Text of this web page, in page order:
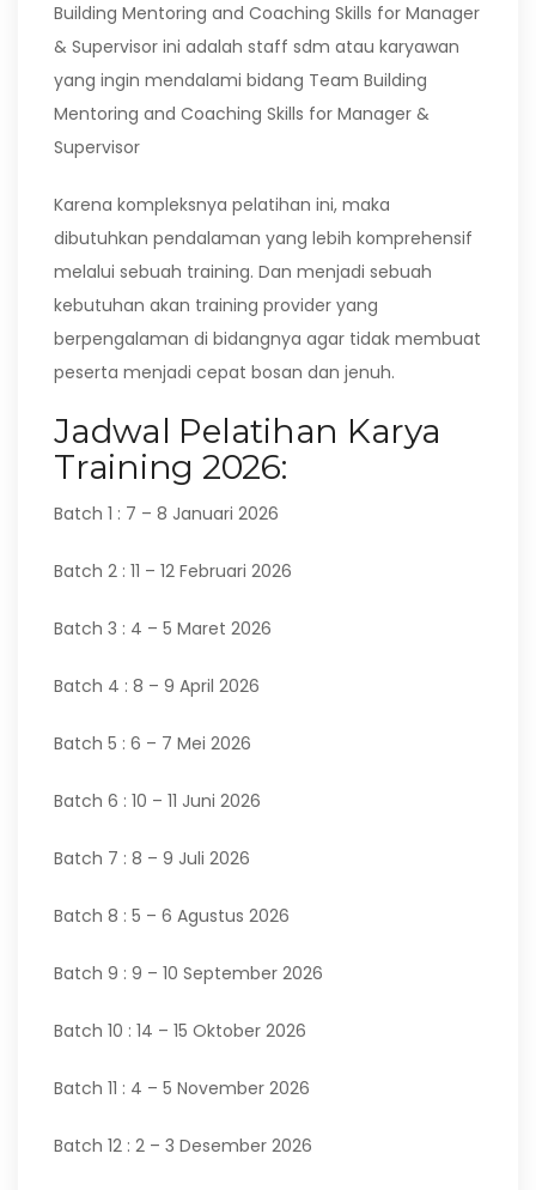
Building Mentoring and Coaching Skills for Manager
& Supervisor ini adalah staff sdm atau karyawan
yang ingin mendalami bidang Team Building
Mentoring and Coaching Skills for Manager &
Supervisor
Karena kompleksnya pelatihan ini, maka
dibutuhkan pendalaman yang lebih komprehensif
melalui sebuah training. Dan menjadi sebuah
kebutuhan akan training provider yang
berpengalaman di bidangnya agar tidak membuat
peserta menjadi cepat bosan dan jenuh.
Jadwal Pelatihan Karya
Training 2026:
Batch 1 : 7 – 8 Januari 2026
Batch 2 : 11 – 12 Februari 2026
Batch 3 : 4 – 5 Maret 2026
Batch 4 : 8 – 9 April 2026
Batch 5 : 6 – 7 Mei 2026
Batch 6 : 10 – 11 Juni 2026
Batch 7 : 8 – 9 Juli 2026
Batch 8 : 5 – 6 Agustus 2026
Batch 9 : 9 – 10 September 2026
Batch 10 : 14 – 15 Oktober 2026
Batch 11 : 4 – 5 November 2026
Batch 12 : 2 – 3 Desember 2026